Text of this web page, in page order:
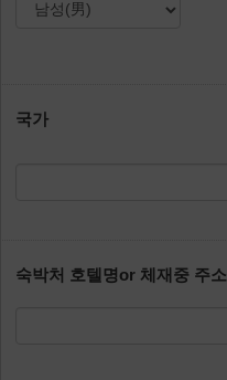
국가
숙박처 호텔명or 체재중 주소